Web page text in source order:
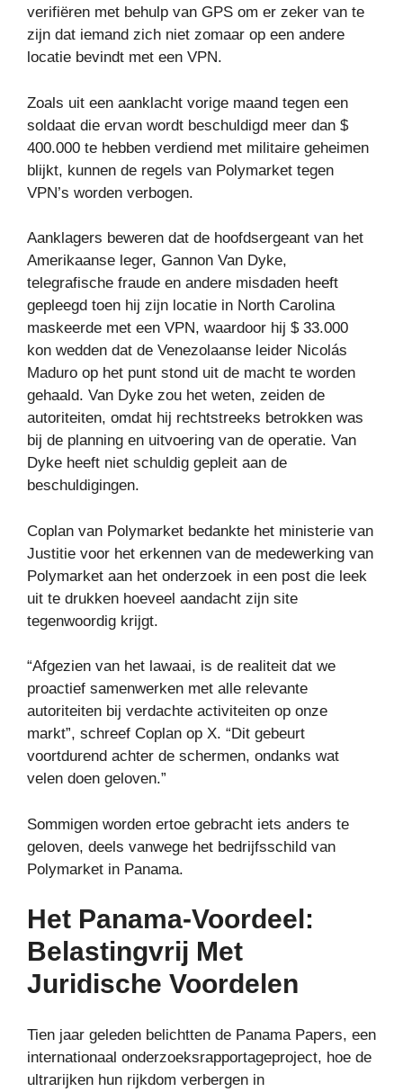
verifiëren met behulp van GPS om er zeker van te
zijn dat iemand zich niet zomaar op een andere
locatie bevindt met een VPN.
Zoals uit een aanklacht vorige maand tegen een
soldaat die ervan wordt beschuldigd meer dan $
400.000 te hebben verdiend met militaire geheimen
blijkt, kunnen de regels van Polymarket tegen
VPN’s worden verbogen.
Aanklagers beweren dat de hoofdsergeant van het
Amerikaanse leger, Gannon Van Dyke,
telegrafische fraude en andere misdaden heeft
gepleegd toen hij zijn locatie in North Carolina
maskeerde met een VPN, waardoor hij $ 33.000
kon wedden dat de Venezolaanse leider Nicolás
Maduro op het punt stond uit de macht te worden
gehaald. Van Dyke zou het weten, zeiden de
autoriteiten, omdat hij rechtstreeks betrokken was
bij de planning en uitvoering van de operatie. Van
Dyke heeft niet schuldig gepleit aan de
beschuldigingen.
Coplan van Polymarket bedankte het ministerie van
Justitie voor het erkennen van de medewerking van
Polymarket aan het onderzoek in een post die leek
uit te drukken hoeveel aandacht zijn site
tegenwoordig krijgt.
“Afgezien van het lawaai, is de realiteit dat we
proactief samenwerken met alle relevante
autoriteiten bij verdachte activiteiten op onze
markt”, schreef Coplan op X. “Dit gebeurt
voortdurend achter de schermen, ondanks wat
velen doen geloven.”
Sommigen worden ertoe gebracht iets anders te
geloven, deels vanwege het bedrijfsschild van
Polymarket in Panama.
Het Panama-Voordeel:
Belastingvrij Met
Juridische Voordelen
Tien jaar geleden belichtten de Panama Papers, een
internationaal onderzoeksrapportageproject, hoe de
ultrarijken hun rijkdom verbergen in